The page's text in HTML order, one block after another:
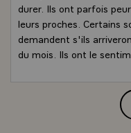
durer. Ils ont parfois
leurs proches. Certains
demandent s'ils
du mois. Ils ont le
que jamais nécessaire.
miennes. Votre rôle est